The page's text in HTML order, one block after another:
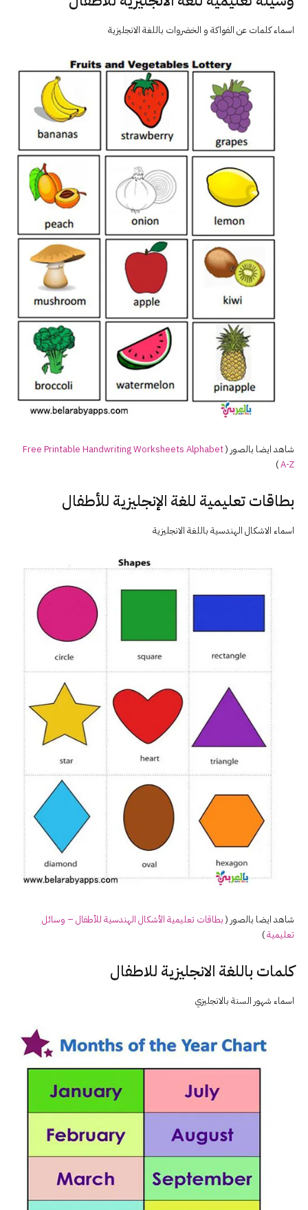
اسماء كلمات عن الفواكة و الخضروات باللغة الانجليزية
شاهد ايضا بالصور (Free Printable Handwriting Worksheets Alphabet
A-Z
)
بطاقات تعليمية للغة الإنجليزية للأطفال
اسماء الاشكال الهندسية باللغة الانجليزية
شاهد ايضا بالصور (بطاقات تعليمية الأشكال الهندسية للأطفال – وسائل
تعليمية)
كلمات باللغة الانجليزية للاطفال
اسماء شهور السنة بالانجليزي